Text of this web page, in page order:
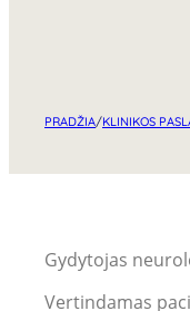
PRADŽIA/KLINIKOS
Gydytojas
Vertindamas